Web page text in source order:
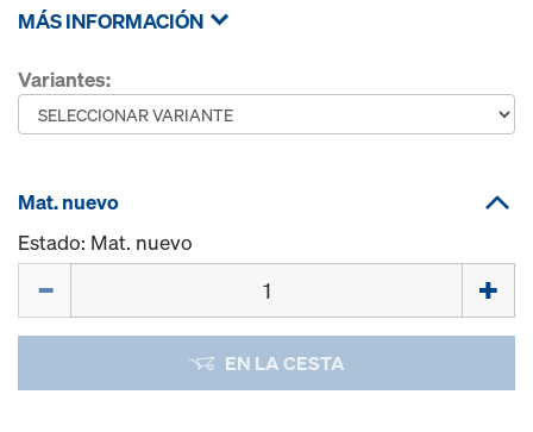
MÁS INFORMACIÓN
Variantes:
Mat. nuevo
Estado: Mat. nuevo
EN LA CESTA